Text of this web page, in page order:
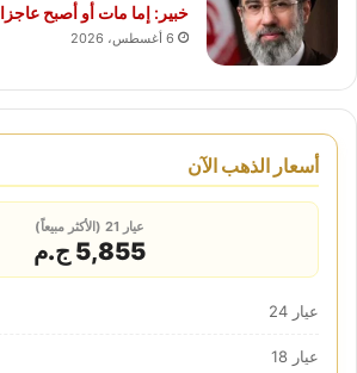
خبير: إما مات أو أصبح عاجزا
6 أغسطس، 2026
أسعار الذهب الآن
عيار 21 (الأكثر مبيعاً)
5,855 ج.م
عيار 24
عيار 18